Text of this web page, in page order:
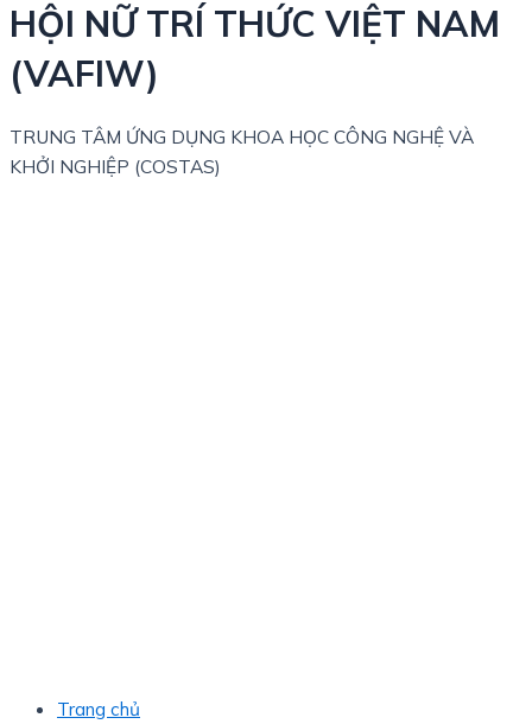
HỘI NỮ TRÍ THỨC VIỆT NAM
(VAFIW)
TRUNG TÂM ỨNG DỤNG KHOA HỌC CÔNG NGHỆ VÀ
KHỞI NGHIỆP (COSTAS)
Trang chủ